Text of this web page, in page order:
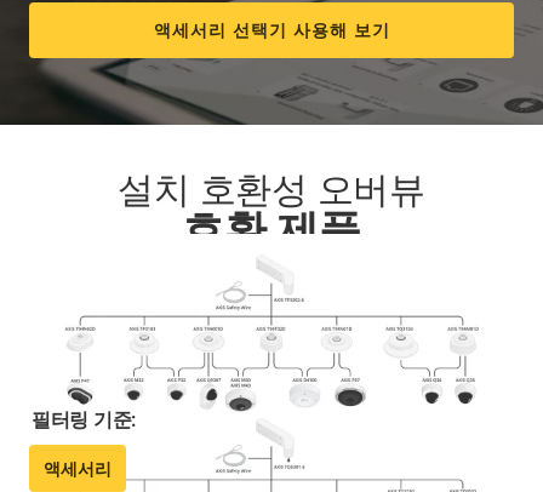
이 적용되었습니다. 또한 사전 장착된 이더넷 케이블을 통
해 다양한 Axis 돔과 파노라마 카메라의 전원 및 데이터에
빠르고 쉽게 연결할 수 있습니다.
설치 호환성 오버뷰
액세서리 선택기 사용해 보기
호환 제품
솔루션을 최대한 활용하십시오. 필터를 사용하여 호환되
는 제품을 찾으십시오.
필터링 기준:
액세서리